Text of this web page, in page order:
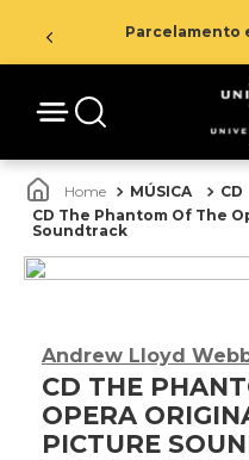
Parcelamento
MÚSICA
CD
CD The Phantom Of The
Soundtrack
Andrew Lloyd
CD THE
OPERA
PICTURE